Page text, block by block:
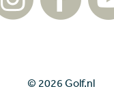
© 2026 Golf.nl